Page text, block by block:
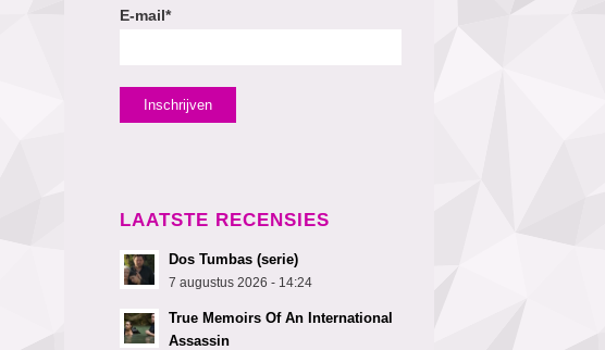
E-mail*
LAATSTE RECENSIES
Dos Tumbas (serie)
7 augustus 2026 - 14:24
True Memoirs Of An International
Assassin